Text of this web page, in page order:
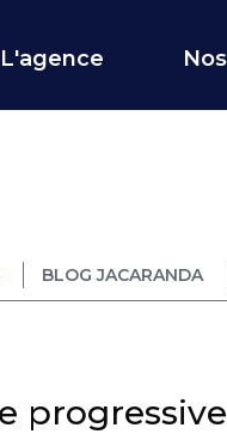
L'agence
BLOG JACARANDA